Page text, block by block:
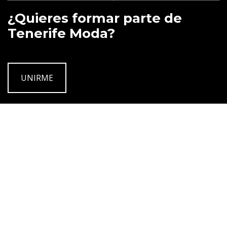
¿Quieres formar parte de
Tenerife Moda?
UNIRME